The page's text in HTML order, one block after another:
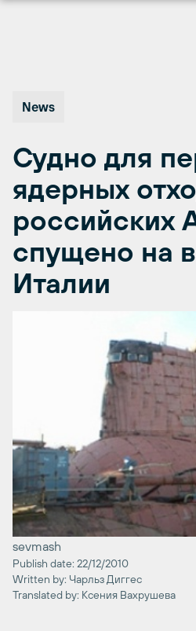
News
Судно для
ядерных
российских
спущено на
Италии
sevmash
Publish date: 22/12/2010
Written by: Чарльз Диггес
Translated by: Ксения Вахрушева